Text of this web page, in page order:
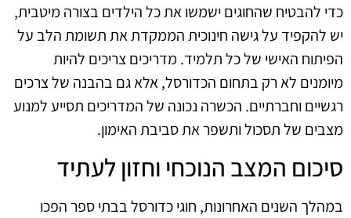
כדי להבטיח שהחוגים ישמשו את כל הילדים בצורה מיטבית,
יש להקפיד על גישה חינוכית הממקדת את תשומת הלב על
הפיתוח האישי של כל תלמיד. מדריכים צריכים להיות
מיומנים לא רק בתחום הכדורסל, אלא גם בהבנה של צרכים
רגשיים וחברתיים. הכשרה נכונה של המדריכים תסייע למנוע
מצבים של תסכול ותשפר את סביבת האימון.
סיכום המצב הנוכחי וחזון לעתיד
במהלך השנים האחרונות, חוגי כדורסל בבתי ספר הפכו